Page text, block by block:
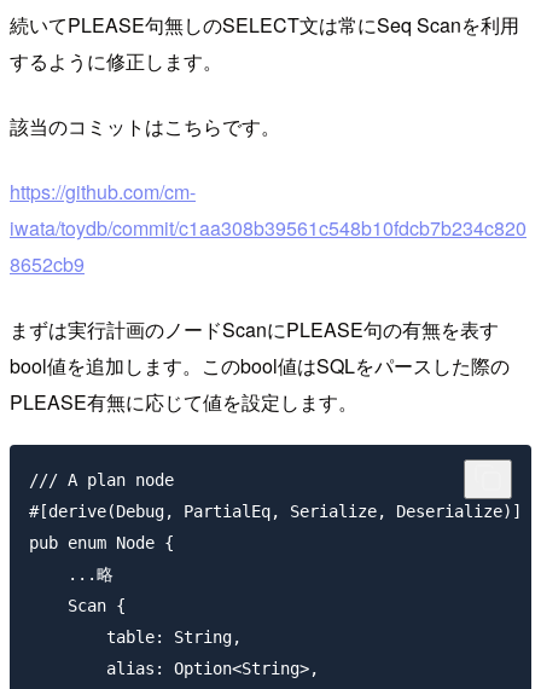
続いてPLEASE句無しのSELECT文は常にSeq Scanを利用
するように修正します。
該当のコミットはこちらです。
https://github.com/cm-
iwata/toydb/commit/c1aa308b39561c548b10fdcb7b234c820
8652cb9
まずは実行計画のノードScanにPLEASE句の有無を表す
bool値を追加します。このbool値はSQLをパースした際の
PLEASE有無に応じて値を設定します。
/// A plan node
#[derive(Debug, PartialEq, Serialize, Deserialize)]
pub enum Node {
    ...略
    Scan {
        table: String,
        alias: Option<String>,